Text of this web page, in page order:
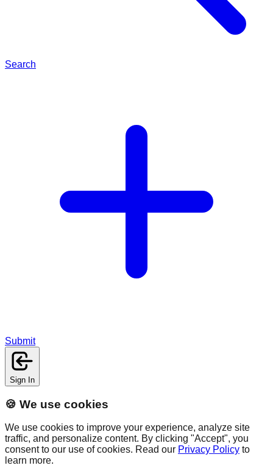
Search
Submit
Sign In
🍪 We use cookies
We use cookies to improve your experience, analyze site
traffic, and personalize content. By clicking "Accept", you
consent to our use of cookies. Read our Privacy Policy to
learn more.